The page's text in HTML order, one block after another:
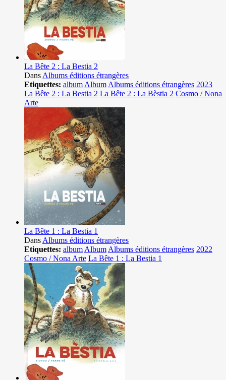
La Bête 2 : La Bestia 2
Dans Albums éditions étrangères
Etiquettes: album Album Albums éditions étrangères 2023
La Bête 2 : La Bestia 2 La Bête 2 : La Bèstia 2 Cosmo / Nona
Arte
La Bête 1 : La Bestia 1
Dans Albums éditions étrangères
Etiquettes: album Album Albums éditions étrangères 2022
Cosmo / Nona Arte La Bête 1 : La Bestia 1